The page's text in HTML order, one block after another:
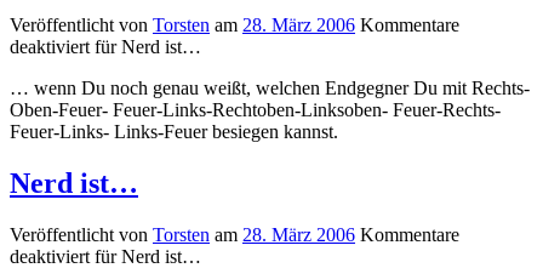
Veröffentlicht von Torsten am 28. März 2006 Kommentare
deaktiviert für Nerd ist…
… wenn Du noch genau weißt, welchen Endgegner Du mit Rechts-
Oben-Feuer- Feuer-Links-Rechtoben-Linksoben- Feuer-Rechts-
Feuer-Links- Links-Feuer besiegen kannst.
Nerd ist…
Veröffentlicht von Torsten am 28. März 2006 Kommentare
deaktiviert für Nerd ist…